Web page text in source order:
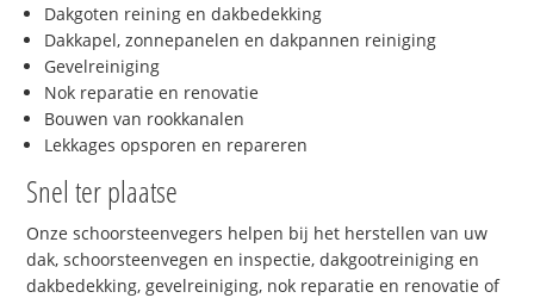
Dakgoten reining en dakbedekking
Dakkapel, zonnepanelen en dakpannen reiniging
Gevelreiniging
Nok reparatie en renovatie
Bouwen van rookkanalen
Lekkages opsporen en repareren
Snel ter plaatse
Onze schoorsteenvegers helpen bij het herstellen van uw
dak, schoorsteenvegen en inspectie, dakgootreiniging en
dakbedekking, gevelreiniging, nok reparatie en renovatie of